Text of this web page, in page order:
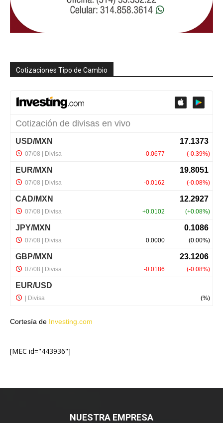
Cotizaciones Tipo de Cambio
Cortesía de Investing.com
[MEC id="443936"]
NUESTRA EMPRESA